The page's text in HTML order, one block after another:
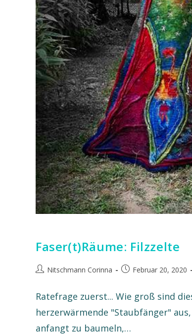
Faser(t)Räume: Filzzelte
Nitschmann Corinna Februar 20, 2020
Ratefrage zuerst... Wie groß sind
herzerwärmende "Staubfänger"
anfangt zu baumeln,…